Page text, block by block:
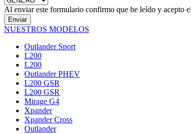
Al enviar este formulario confirmo que he leído y acepto el
Enviar
NUESTROS MODELOS
Outlander Sport
L200
L200
Outlander PHEV
L200 GSR
L200 GSR
Mirage G4
Xpander
Xpander Cross
Outlander